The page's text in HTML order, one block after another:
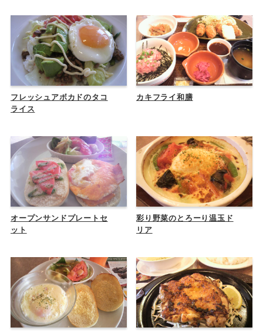
フレッシュアボカドのタコ
ライス
カキフライ和膳
オープンサンドプレートセ
ット
彩り野菜のとろーり温玉ド
リア